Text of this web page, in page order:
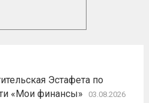
Эстафета по
«Мои финансы»
03.08.2026